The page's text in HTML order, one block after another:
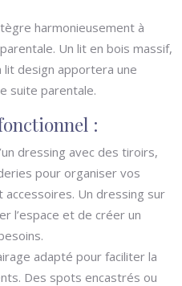
harmonieusement à
Un lit en bois massif,
lit design apportera une
suite parentale.
:
dressing avec des tiroirs,
pour organiser vos
Un dressing sur
l’espace et de créer un
adapté pour faciliter la
Des spots encastrés ou